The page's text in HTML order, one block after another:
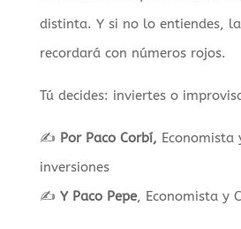
distinta. Y si no lo entiendes,
recordará con números rojos.
Tú decides: inviertes o
✍️ Por Paco Corbí, Economista
inversiones
✍️ Y Paco Pepe, Economista y